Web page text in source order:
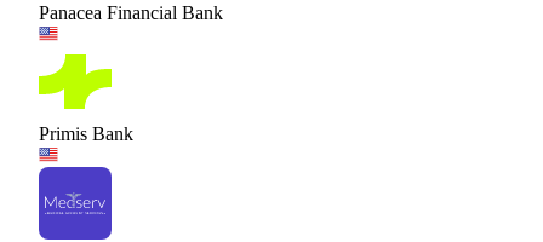
Panacea Financial Bank
Primis Bank